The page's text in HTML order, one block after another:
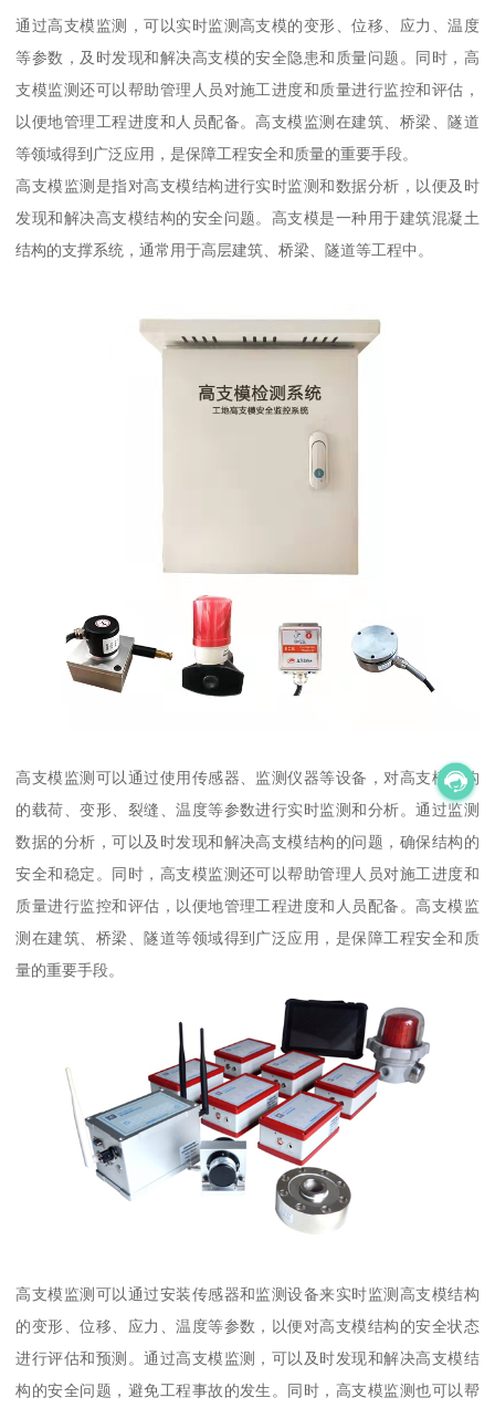
通过高支模监测，可以实时监测高支模的变形、位移、应力、温度
等参数，及时发现和解决高支模的安全隐患和质量问题。同时，高
支模监测还可以帮助管理人员对施工进度和质量进行监控和评估，
以便地管理工程进度和人员配备。高支模监测在建筑、桥梁、隧道
等领域得到广泛应用，是保障工程安全和质量的重要手段。
高支模监测是指对高支模结构进行实时监测和数据分析，以便及时
发现和解决高支模结构的安全问题。高支模是一种用于建筑混凝土
结构的支撑系统，通常用于高层建筑、桥梁、隧道等工程中。
高支模监测可以通过使用传感器、监测仪器等设备，对高支模结构
的载荷、变形、裂缝、温度等参数进行实时监测和分析。通过监测
数据的分析，可以及时发现和解决高支模结构的问题，确保结构的
安全和稳定。同时，高支模监测还可以帮助管理人员对施工进度和
质量进行监控和评估，以便地管理工程进度和人员配备。高支模监
测在建筑、桥梁、隧道等领域得到广泛应用，是保障工程安全和质
量的重要手段。
高支模监测可以通过安装传感器和监测设备来实时监测高支模结构
的变形、位移、应力、温度等参数，以便对高支模结构的安全状态
进行评估和预测。通过高支模监测，可以及时发现和解决高支模结
构的安全问题，避免工程事故的发生。同时，高支模监测也可以帮